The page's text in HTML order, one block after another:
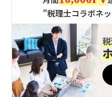
”税理士コラボネ